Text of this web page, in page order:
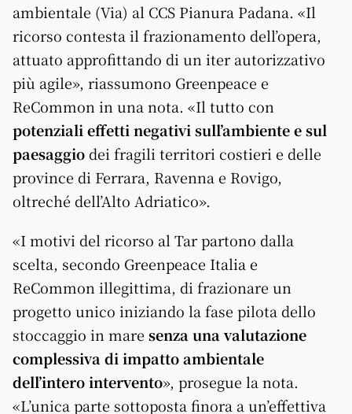
ambientale (Via) al CCS Pianura Padana. «Il
ricorso contesta il frazionamento dell’opera,
attuato approfittando di un iter autorizzativo
più agile», riassumono Greenpeace e
ReCommon in una nota. «Il tutto con
potenziali effetti negativi sull’ambiente e sul
paesaggiodei fragili territori costieri e delle
province di Ferrara, Ravenna e Rovigo,
oltreché dell’Alto Adriatico».
«I motivi del ricorso al Tar partono dalla
scelta, secondo Greenpeace Italia e
ReCommon illegittima, di frazionare un
progetto unico iniziando la fase pilota dello
stoccaggio in mare senza una valutazione
complessiva di impatto ambientale
dell’intero intervento», prosegue la nota.
«L’unica parte sottoposta finora a un’effettiva